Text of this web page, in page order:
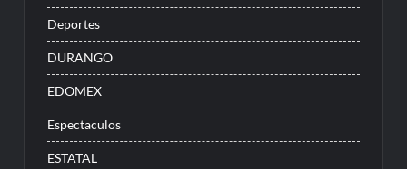
Deportes
DURANGO
EDOMEX
Espectaculos
ESTATAL